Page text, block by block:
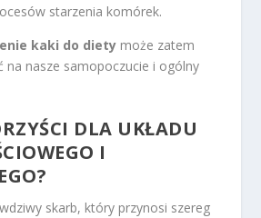
starzenia komórek.
kaki do diety może zatem
na nasze samopoczucie i ogólny
DLA UKŁADU
I
skarb, który przynosi szereg